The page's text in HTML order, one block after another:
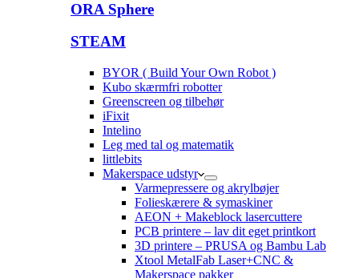
ORA Sphere
STEAM
BYOR ( Build Your Own Robot )
Kubo skærmfri robotter
Greenscreen og tilbehør
iFixit
Intelino
Leg med tal og matematik
littlebits
Makerspace udstyr
Varmepressere og akrylbøjer
Folieskærere & symaskiner
AEON + Makeblock lasercuttere
PCB printere – lav dit eget printkort
3D printere – PRUSA og Bambu Lab
Xtool MetalFab Laser+CNC &
Makerspace pakker